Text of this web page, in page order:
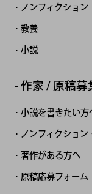
ノンフィクション
教養
小説
作家 / 原稿募
小説を書きたい方
ノンフィクショ
著作がある方へ
原稿応募フォーム